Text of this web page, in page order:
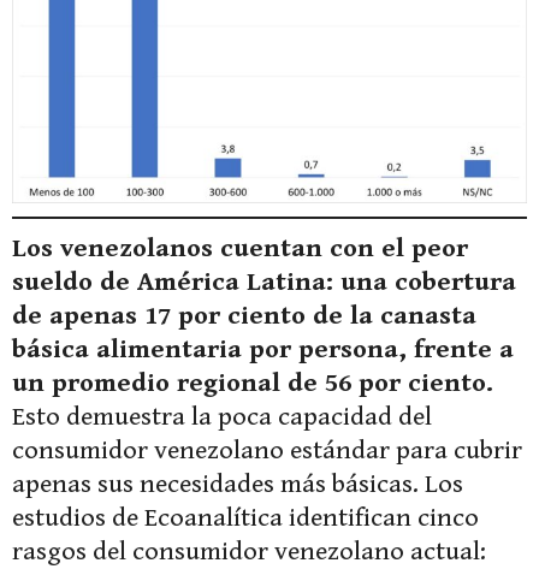
Los venezolanos cuentan con el peor
sueldo de América Latina: una cobertura
de apenas 17 por ciento de la canasta
básica alimentaria por persona, frente a
un promedio regional de 56 por ciento.
Esto demuestra la poca capacidad del
consumidor venezolano estándar para cubrir
apenas sus necesidades más básicas. Los
estudios de Ecoanalítica identifican cinco
rasgos del consumidor venezolano actual: